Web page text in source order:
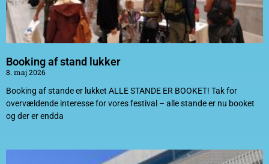
Booking af stand lukker
8. maj 2026
Booking af stande er lukket ALLE STANDE ER BOOKET! Tak for
overvældende interesse for vores festival – alle stande er nu booket
og der er endda